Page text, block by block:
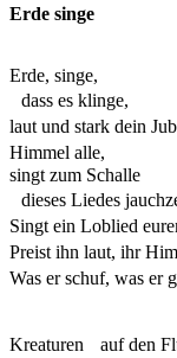
Erde singe
Erde, singe,
dass es klinge,
laut und stark dein
Himmel alle,
singt zum Schalle
dieses Liedes
Singt ein Loblied
Preist ihn laut, ihr
Was er schuf, was er
Kreaturen auf den